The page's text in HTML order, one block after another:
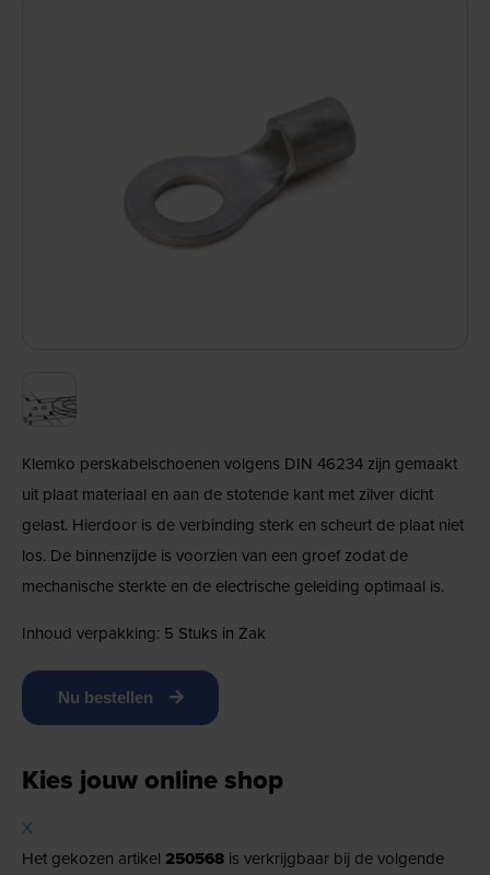
Klemko perskabelschoenen volgens DIN 46234 zijn gemaakt
uit plaat materiaal en aan de stotende kant met zilver dicht
gelast. Hierdoor is de verbinding sterk en scheurt de plaat niet
los. De binnenzijde is voorzien van een groef zodat de
mechanische sterkte en de electrische geleiding optimaal is.
Inhoud verpakking: 5 Stuks in Zak
Nu bestellen
Kies jouw online shop
X
Het gekozen artikel 250568 is verkrijgbaar bij de volgende